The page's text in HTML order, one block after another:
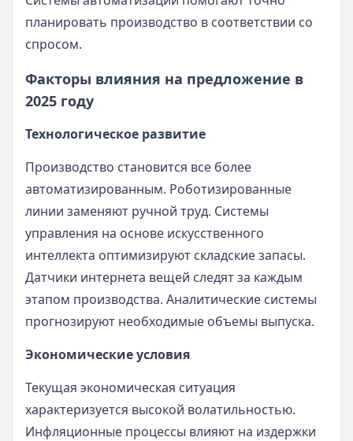
планировать производство в соответствии со
спросом.
Факторы влияния на предложение в
2025 году
Технологическое развитие
Производство становится все более
автоматизированным. Роботизированные
линии заменяют ручной труд. Системы
управления на основе искусственного
интеллекта оптимизируют складские запасы.
Датчики интернета вещей следят за каждым
этапом производства. Аналитические системы
прогнозируют необходимые объемы выпуска.
Экономические условия
Текущая экономическая ситуация
характеризуется высокой волатильностью.
Инфляционные процессы влияют на издержки